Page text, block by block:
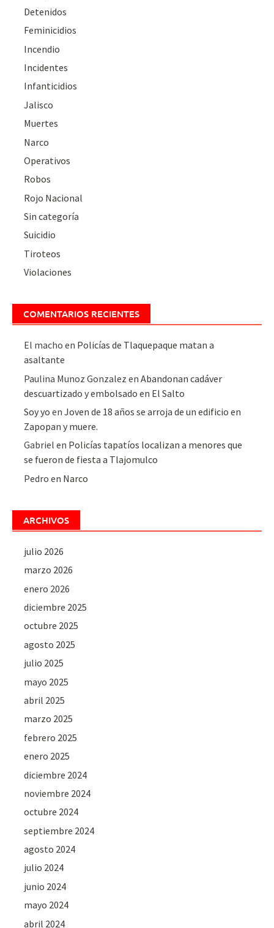
Detenidos
Feminicidios
Incendio
Incidentes
Infanticidios
Jalisco
Muertes
Narco
Operativos
Robos
Rojo Nacional
Sin categoría
Suicidio
Tiroteos
Violaciones
COMENTARIOS RECIENTES
El macho en Policías de Tlaquepaque matan a
asaltante
Paulina Munoz Gonzalez enAbandonan cadáver
descuartizado y embolsado en El Salto
Soy yo enJoven de 18 años se arroja de un edificio en
Zapopan y muere.
Gabriel en Policías tapatíos localizan a menores que
se fueron de fiesta a Tlajomulco
Pedro en Narco
ARCHIVOS
julio 2026
marzo 2026
enero 2026
diciembre 2025
octubre 2025
agosto 2025
julio 2025
mayo 2025
abril 2025
marzo 2025
febrero 2025
enero 2025
diciembre 2024
noviembre 2024
octubre 2024
septiembre 2024
agosto 2024
julio 2024
junio 2024
mayo 2024
abril 2024